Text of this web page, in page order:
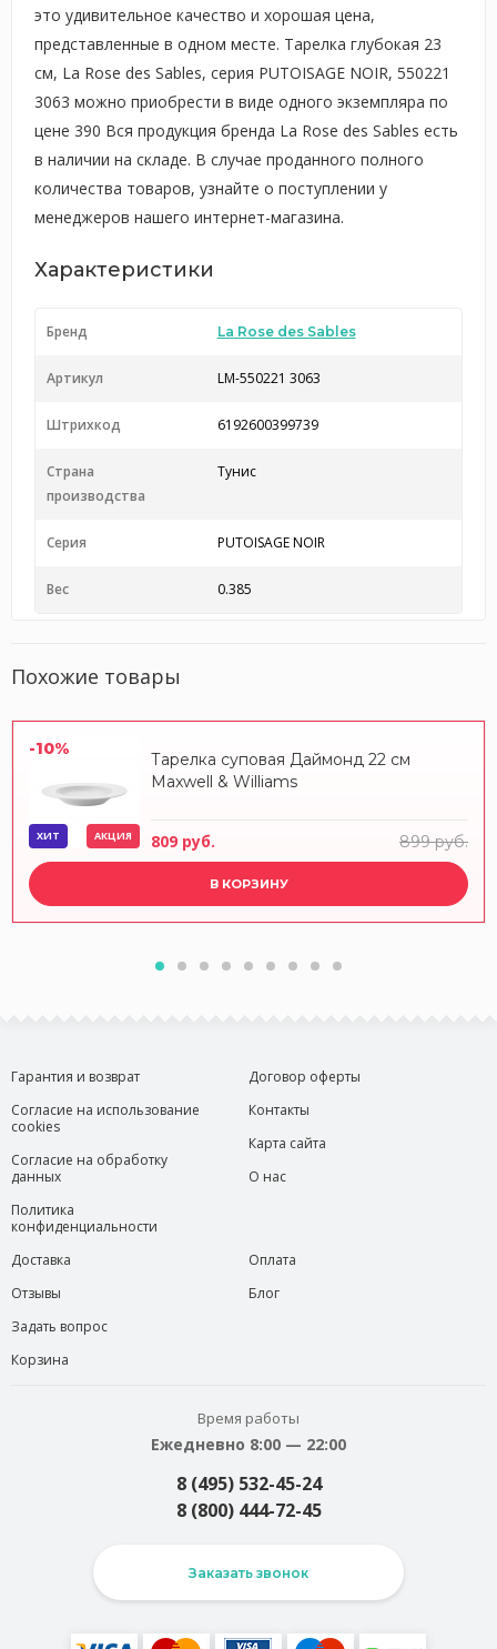
это удивительное качество и хорошая цена,
представленные в одном месте. Тарелка глубокая 23
см, La Rose des Sables, серия PUTOISAGE NOIR, 550221
3063 можно приобрести в виде одного экземпляра по
цене 390 Вся продукция бренда La Rose des Sables есть
в наличии на складе. В случае проданного полного
количества товаров, узнайте о поступлении у
менеджеров нашего интернет-магазина.
Характеристики
Бренд La Rose des Sables
Артикул LM-550221 3063
Штрихкод 6192600399739
Страна
производства
Тунис
Серия PUTOISAGE NOIR
Вес 0.385
Похожие товары
-10%
ХИТ АКЦИЯ
Тарелка суповая Даймонд 22 см
Maxwell & Williams
809 руб. 899 руб.
В КОРЗИНУ
Гарантия и возврат
Согласие на использование
cookies
Согласие на обработку
данных
Политика
конфиденциальности
Договор оферты
Контакты
Карта сайта
О нас
Доставка
Отзывы
Задать вопрос
Корзина
Оплата
Блог
Время работы
Ежедневно 8:00 — 22:00
8 (495) 532-45-24
8 (800) 444-72-45
Заказать звонок